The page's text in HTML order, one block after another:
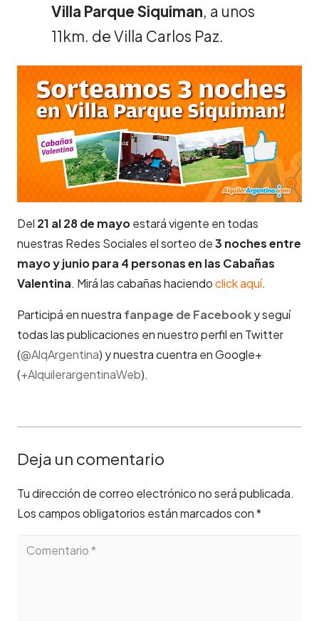
Villa Parque Siquiman, a unos
11km. de Villa Carlos Paz.
Del 21 al 28 de mayoestará vigente en todas
nuestras Redes Sociales el sorteo de3 noches entre
mayo y junio para 4 personas en las Cabañas
Valentina. Mirá las cabañas haciendoclick aquí.
Participá en nuestra fanpage de Facebooky seguí
todas las publicaciones en nuestro perfil en Twitter
(@AlqArgentina) y nuestra cuentra en Google+
(+AlquilerargentinaWeb).
Deja un comentario
Tu dirección de correo electrónico no será publicada.
Los campos obligatorios están marcados con*